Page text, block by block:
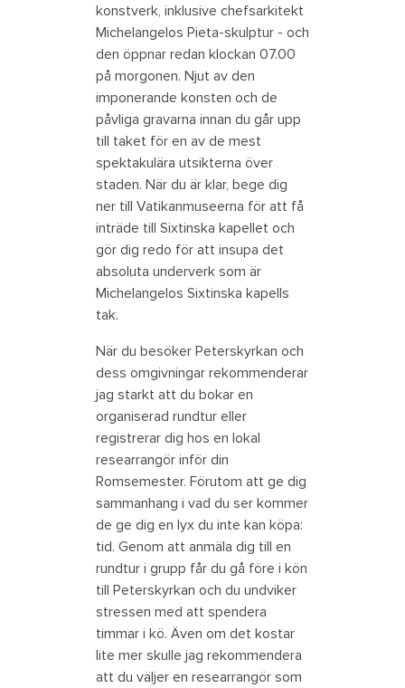
konstverk, inklusive chefsarkitekt
Michelangelos Pieta-skulptur - och
den öppnar redan klockan 07.00
på morgonen. Njut av den
imponerande konsten och de
påvliga gravarna innan du går upp
till taket för en av de mest
spektakulära utsikterna över
staden. När du är klar, bege dig
ner till Vatikanmuseerna för att få
inträde till Sixtinska kapellet och
gör dig redo för att insupa det
absoluta underverk som är
Michelangelos Sixtinska kapells
tak.
När du besöker Peterskyrkan och
dess omgivningar rekommenderar
jag starkt att du bokar en
organiserad rundtur eller
registrerar dig hos en lokal
researrangör inför din
Romsemester. Förutom att ge dig
sammanhang i vad du ser kommer
de ge dig en lyx du inte kan köpa:
tid. Genom att anmäla dig till en
rundtur i grupp får du gå före i kön
till Peterskyrkan och du undviker
stressen med att spendera
timmar i kö. Även om det kostar
lite mer skulle jag rekommendera
att du väljer en researrangör som